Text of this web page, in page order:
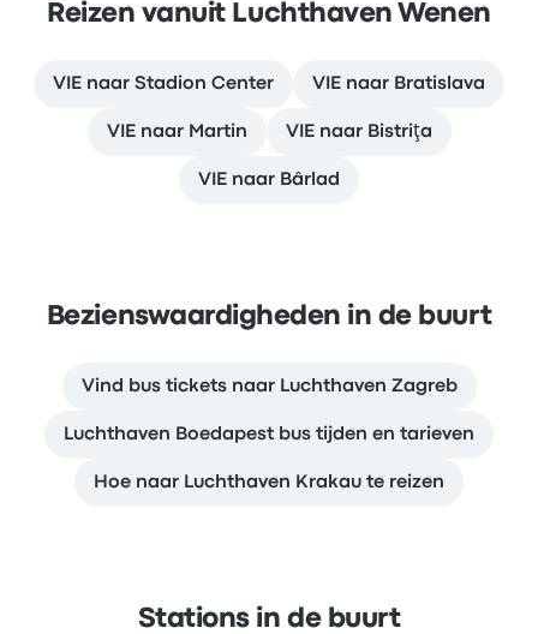
Reizen vanuit Luchthaven Wenen
VIE naar Stadion Center VIE naar Bratislava
VIE naar Martin VIE naar Bistriţa
VIE naar Bârlad
Bezienswaardigheden in de buurt
Vind bus tickets naar Luchthaven Zagreb
Luchthaven Boedapest bus tijden en tarieven
Hoe naar Luchthaven Krakau te reizen
Stations in de buurt